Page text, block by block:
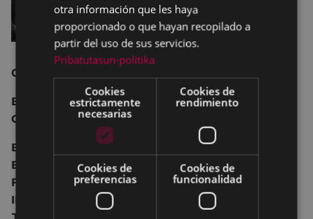
CLUB DEPORTIVO EIBAR - FOTOGRAFÍA
Exposición anual del grupo de fotografía del
Club.
BAKARNE ELEJALDE - EINER RODRIGUEZ -
ENRIQUE LORENZO - FEDERICO CUENCA -
FERNANDO RETOLAZA - FERNANDO SOLANA -
IRAIA AGIRRE - JOSÉ VILA – TXEMA ARTETXE -
otra información que les haya
proporcionado o que hayan recopilado a
partir del uso de sus servicios.
Pribatutasun-politika
Cookies
estrictamente
necesarias
Cookies de
rendimiento
Cookies de
preferencias
Cookies de
funcionalidad